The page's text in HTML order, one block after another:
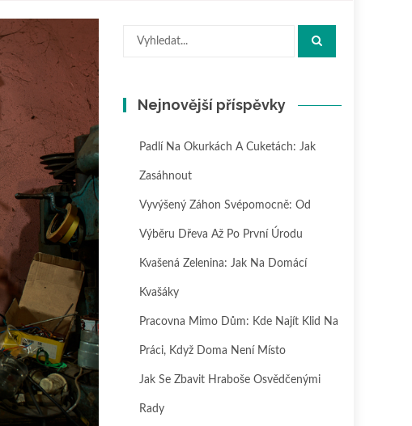
Hledat:
Nejnovější příspěvky
Padlí Na Okurkách A Cuketách: Jak
Zasáhnout
Vyvýšený Záhon Svépomocně: Od
Výběru Dřeva Až Po První Úrodu
Kvašená Zelenina: Jak Na Domácí
Kvašáky
Pracovna Mimo Dům: Kde Najít Klid Na
Práci, Když Doma Není Místo
Jak Se Zbavit Hraboše Osvědčenými
Rady